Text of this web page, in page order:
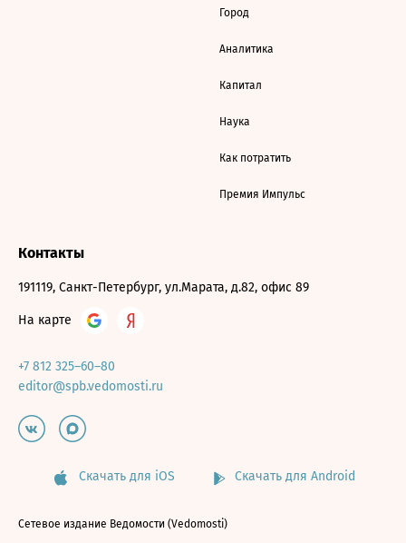
Город
Аналитика
Капитал
Наука
Как потратить
Премия Импульс
Контакты
191119, Санкт-Петербург, ул.Марата, д.82, офис 89
На карте
+7 812 325–60–80
editor@spb.vedomosti.ru
Скачать для iOS Скачать для Android
Сетевое издание Ведомости (Vedomosti)